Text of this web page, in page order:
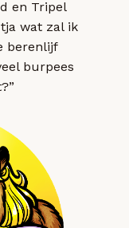
en Tripel
wat zal ik
berenlijf
burpees